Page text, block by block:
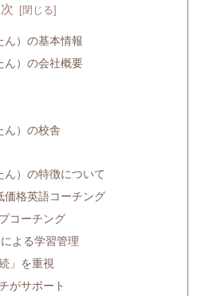
ん）の基本情報
ん）の会社概要
ん）の校舎
ん）の特徴について
価格英語コーチング
コーチング
よる学習管理
」を重視
がサポート